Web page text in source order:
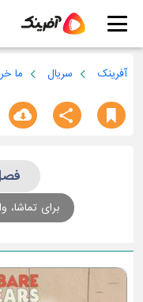
آفرینک سریال ما
فصل ۳ :
برای تماشا،